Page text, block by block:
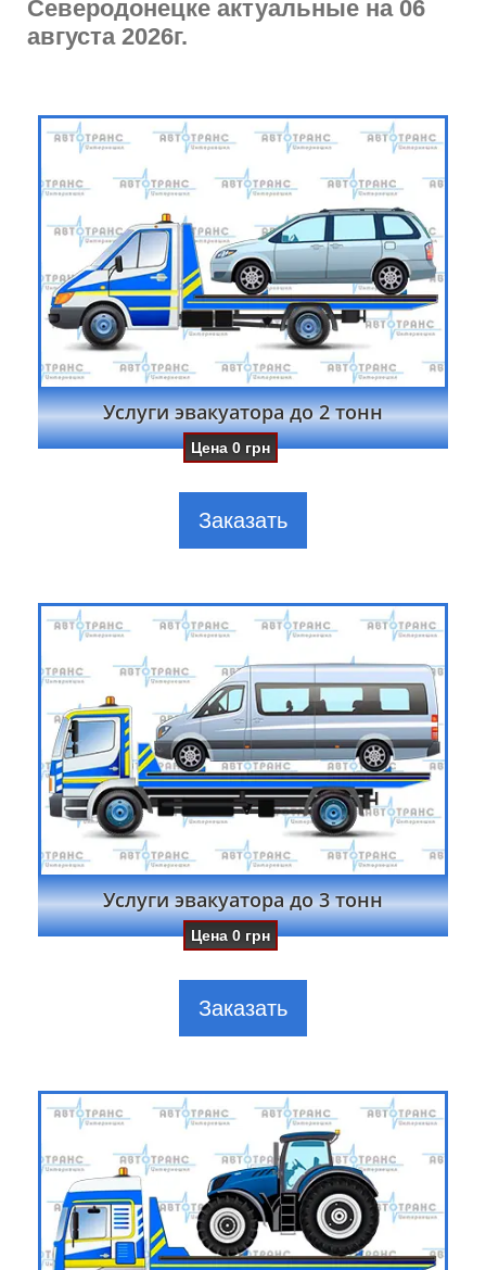
Северодонецке актуальные на 06
августа 2026г.
Услуги эвакуатора до 2 тонн
Цена0 грн
Заказать
Услуги эвакуатора до 3 тонн
Цена0 грн
Заказать